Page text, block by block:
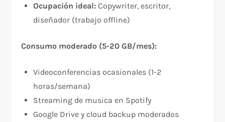
Ocupación ideal: Copywriter, escritor,
diseñador (trabajo offline)
Consumo moderado (5-20 GB/mes):
Videoconferencias ocasionales (1-2
horas/semana)
Streaming de musica en Spotify
Google Drive y cloud backup moderados